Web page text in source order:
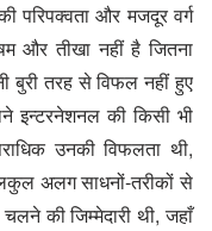
परिपक्वता और मजदूर वर्ग
और तीखा नहीं है जितना
बुरी तरह से विफल नहीं हुए
इन्टरनेशनल की किसी भी
उनकी विफलता थी,
अलग साधनों-तरीकों से
की जिम्मेदारी थी, जहाँ